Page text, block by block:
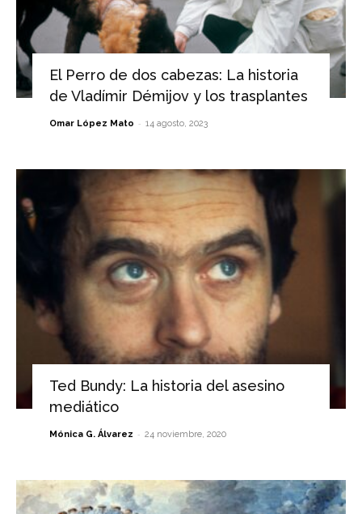
El Perro de dos cabezas: La historia
de Vladímir Démijov y los trasplantes
Omar López Mato - 14 agosto, 2023
Ted Bundy: La historia del asesino
mediático
Mónica G. Álvarez - 24 noviembre, 2020